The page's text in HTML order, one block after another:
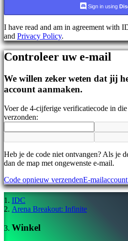
BS
DA
DE
EL
EN
FI
FR
HR
JA
KO
PL
PT
RO
SR
SV
TH
TR
VI
ZH
Sign in using
I have read and am in agreement with
and Privacy Policy.
Controleer uw e-mail
We willen zeker weten dat jij
account aanmaken.
Voer de 4-cijferige verificatiecode in
verzonden:
Heb je de code niet ontvangen? Als je
dan de map met ongewenste e-mail.
Code opnieuw verzendenE-
IDC
Arena Breakout: Infinite
Winkel